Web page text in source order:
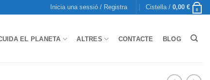
Inicia una sessió / Registra Cistella / 0,00 € 0
EL PLANETA ALTRES CONTACTE BLOG